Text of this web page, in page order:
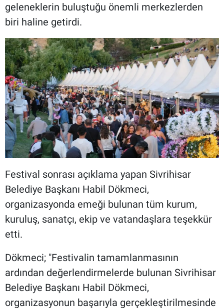
geleneklerin buluştuğu önemli merkezlerden
biri haline getirdi.
Festival sonrası açıklama yapan Sivrihisar
Belediye Başkanı Habil Dökmeci,
organizasyonda emeği bulunan tüm kurum,
kuruluş, sanatçı, ekip ve vatandaşlara teşekkür
etti.
Dökmeci; "Festivalin tamamlanmasının
ardından değerlendirmelerde bulunan Sivrihisar
Belediye Başkanı Habil Dökmeci,
organizasyonun başarıyla gerçekleştirilmesinde